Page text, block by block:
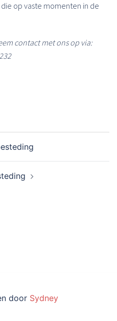
op vaste momenten in de
contact met ons op via:
door Sydney